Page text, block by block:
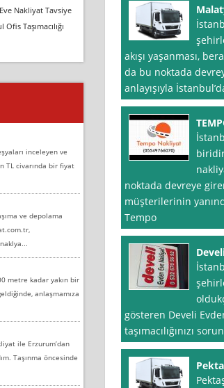
akışı yaşanması,
da bu noktada
anlayışıyla
noktada devreye
müşterilerinin
Tempo
gösteren Develi
taşımacılığınızı
Nakliyat Tavsiye
Ofis Taşımacılığı
inceleyen ve
TL civarında bir fiyat
ve depolama
metre kadar yakın bir
anlaşmamıza
ile Erzurum’dan
Taşınma öncesinde